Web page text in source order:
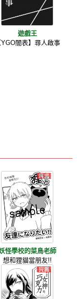
遊戲王
YGO闇表】尋人啟事
怪學校的菜鳥老師
想和狸貓當朋友!!